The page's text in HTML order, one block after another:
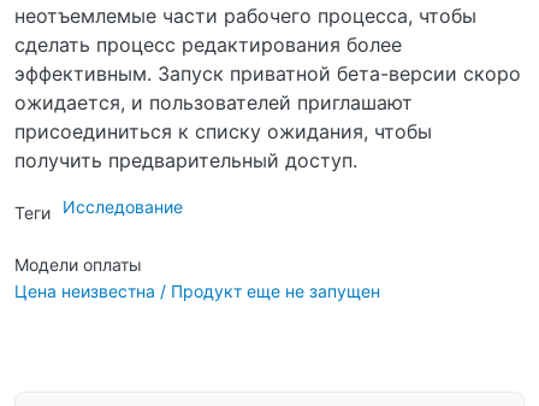
неотъемлемые части рабочего процесса, чтобы
сделать процесс редактирования более
эффективным. Запуск приватной бета-версии скоро
ожидается, и пользователей приглашают
присоединиться к списку ожидания, чтобы
получить предварительный доступ.
Теги Исследование
Модели оплаты
Цена неизвестна / Продукт еще не запущен